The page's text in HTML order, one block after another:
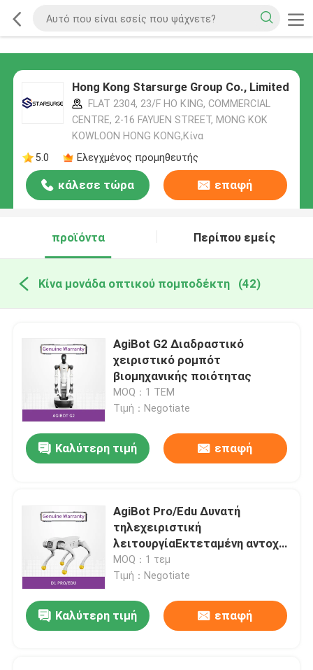
Hong Kong Starsurge Group Co., Limited
FLAT 2304, 23/F HO KING, COMMERCIAL
CENTRE, 2-16 FAYUEN STREET, MONG KOK
KOWLOON HONG KONG,Κίνα
5.0
Ελεγχμένος προμηθευτής
κάλεσε τώρα επαφή
προϊόντα Περίπου εμείς
Κίνα μονάδα οπτικού πομποδέκτη (42)
AgiBot G2 Διαδραστικό
χειριστικό ρομπότ
βιομηχανικής ποιότητας
MOQ：1 ΤΕΜ
Τιμή：Negotiate
Καλύτερη τιμή επαφή
AgiBot Pro/Edu Δυνατή
τηλεχειριστική
λειτουργίαΕκτεταμένη αντοχή
Ελαστικότητα με κλίμακα
MOQ：1 τεμ
Τιμή：Negotiate
Καλύτερη τιμή επαφή